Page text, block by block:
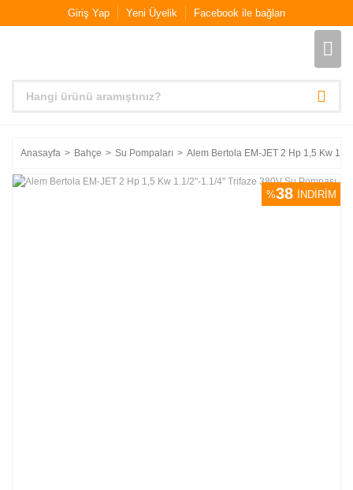
Giriş Yap Yeni Üyelik Facebook ile bağlan
Anasayfa Bahçe Su Pompaları Alem Bertola EM-JET 2 Hp 1,5 Kw
%38 İNDİRİM